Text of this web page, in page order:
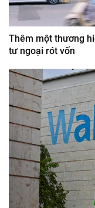
Thêm một thương
tư ngoại rót vốn